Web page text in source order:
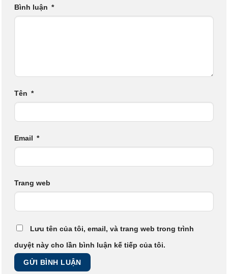
Bình luận *
Tên *
Email *
Trang web
Lưu tên của tôi, email, và trang web trong trình
duyệt này cho lần bình luận kế tiếp của tôi.